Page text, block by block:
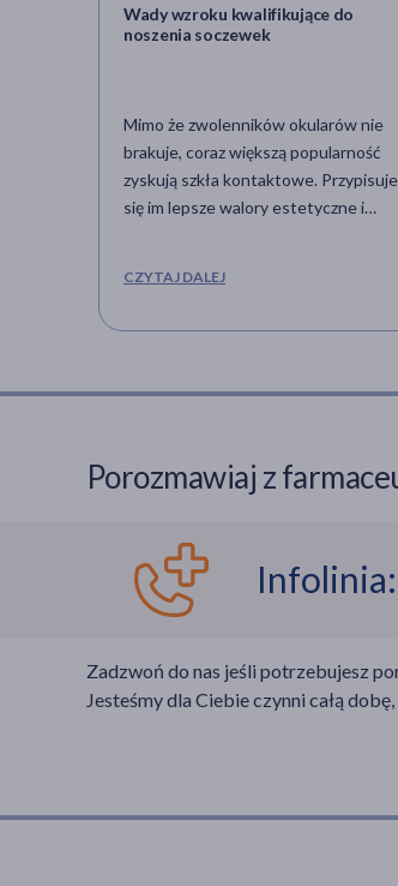
Wady wzroku kwalifikujące do
noszenia soczewek
Mimo że zwolenników okularów nie
brakuje, coraz większą popularność
zyskują szkła kontaktowe. Przypisuje
się im lepsze walory estetyczne i
konkretnymi wskazaniami
CZYTAJ DALEJ
Porozmawiaj z
Infolinia:
Zadzwoń do nas jeśli potrzebujesz
Jesteśmy dla Ciebie czynni całą